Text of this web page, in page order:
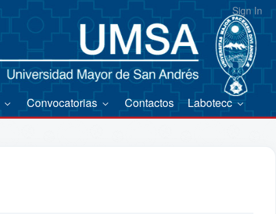
Sign In
Convocatorias Contactos Labotecc